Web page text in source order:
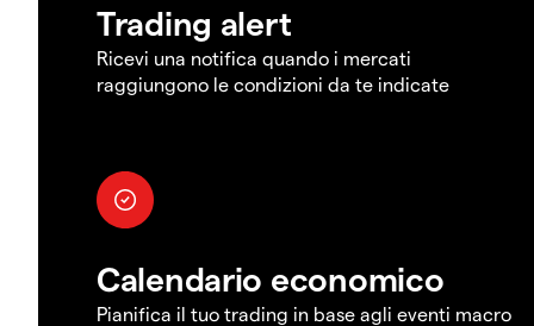
Trading alert
Ricevi una notifica quando i mercati
raggiungono le condizioni da te indicate
Calendario economico
Pianifica il tuo trading in base agli eventi macro